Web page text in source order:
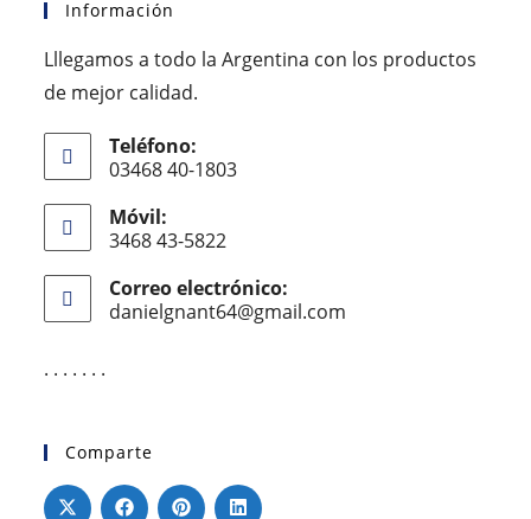
Información
Lllegamos a todo la Argentina con los productos
de mejor calidad.
Teléfono:
03468 40-1803
Móvil:
3468 43-5822
Correo electrónico:
danielgnant64@gmail.com
. . . . . . .
Comparte